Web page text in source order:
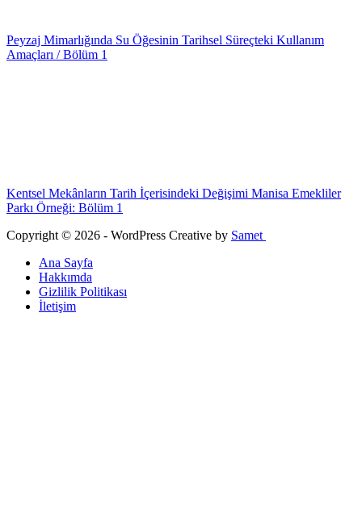
Peyzaj Mimarlığında Su Öğesinin Tarihsel Süreçteki Kullanım
Amaçları / Bölüm 1
Kentsel Mekânların Tarih İçerisindeki Değişimi Manisa Emekliler
Parkı Örneği: Bölüm 1
Copyright © 2026 - WordPress Creative by Samet
Ana Sayfa
Hakkımda
Gizlilik Politikası
İletişim